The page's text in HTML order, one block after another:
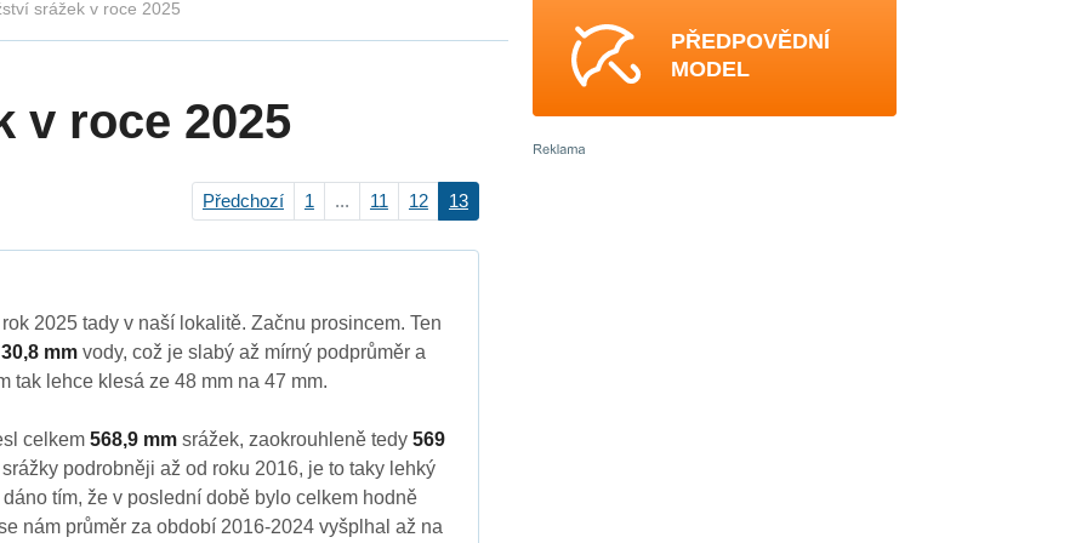
srážek v roce 2025
v roce 2025
Předchozí 1 ... 11 12 13
2025 tady v naší lokalitě. Začnu prosincem. Ten
30,8 mmvody, což je slabý až mírný podprůměr a
tak lehce klesá ze 48 mm na 47 mm.
celkem 568,9 mmsrážek, zaokrouhleně tedy 569
podrobněji až od roku 2016, je to taky lehký
tím, že v poslední době bylo celkem hodně
nám průměr za období 2016-2024 vyšplhal až na
PŘEDPOVĚDNÍ
MODEL